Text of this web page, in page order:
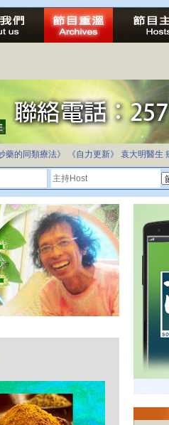
教育，全民學卷制
藥的同類療法》 《自力更新》 袁大明醫生